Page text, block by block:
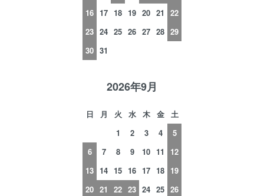
16 17 18 19 20 21
22
23 24 25 26 27 28 29
30 31
2026年9月
日 月 火 水 木 金
土
1
2 3 4
5
6
7 8 9 10 11
12
13 14 15 16 17 18 19
20 21 22 23 24 25 26